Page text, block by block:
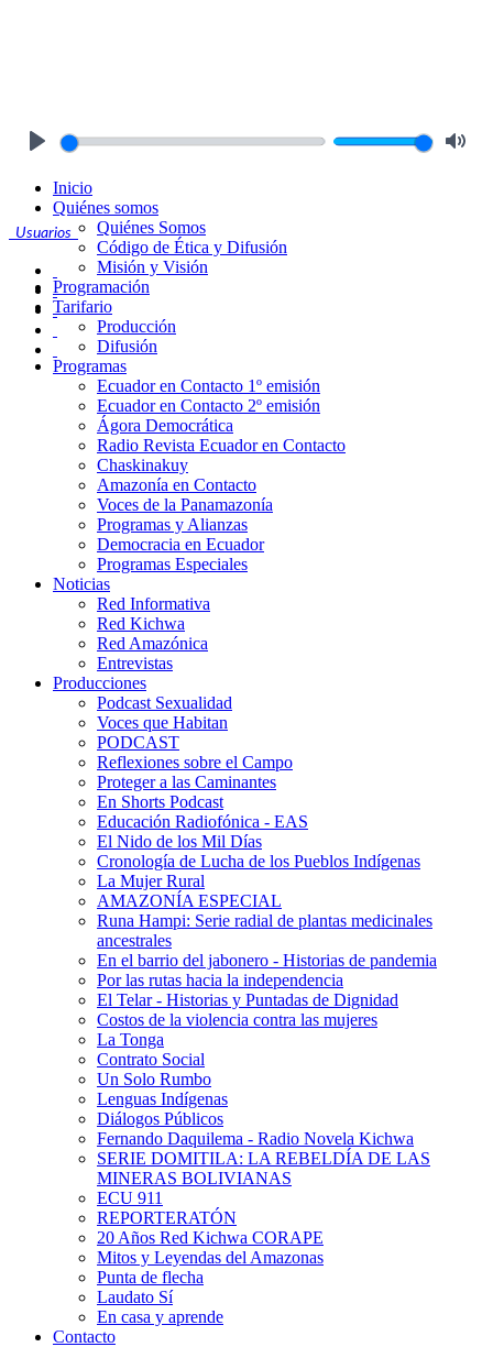
Usuarios
Inicio
Quiénes somos
Quiénes Somos
Código de Ética y Difusión
Misión y Visión
Programación
Tarifario
Producción
Difusión
Programas
Ecuador en Contacto 1º emisión
Ecuador en Contacto 2º emisión
Ágora Democrática
Radio Revista Ecuador en Contacto
Chaskinakuy
Amazonía en Contacto
Voces de la Panamazonía
Programas y Alianzas
Democracia en Ecuador
Programas Especiales
Noticias
Red Informativa
Red Kichwa
Red Amazónica
Entrevistas
Producciones
Podcast Sexualidad
Voces que Habitan
PODCAST
Reflexiones sobre el Campo
Proteger a las Caminantes
En Shorts Podcast
Educación Radiofónica - EAS
El Nido de los Mil Días
Cronología de Lucha de los Pueblos Indígenas
La Mujer Rural
AMAZONÍA ESPECIAL
Runa Hampi: Serie radial de plantas medicinales
ancestrales
En el barrio del jabonero - Historias de pandemia
Por las rutas hacia la independencia
El Telar - Historias y Puntadas de Dignidad
Costos de la violencia contra las mujeres
La Tonga
Contrato Social
Un Solo Rumbo
Lenguas Indígenas
Diálogos Públicos
Fernando Daquilema - Radio Novela Kichwa
SERIE DOMITILA: LA REBELDÍA DE LAS
MINERAS BOLIVIANAS
ECU 911
REPORTERATÓN
20 Años Red Kichwa CORAPE
Mitos y Leyendas del Amazonas
Punta de flecha
Laudato Sí
En casa y aprende
Contacto